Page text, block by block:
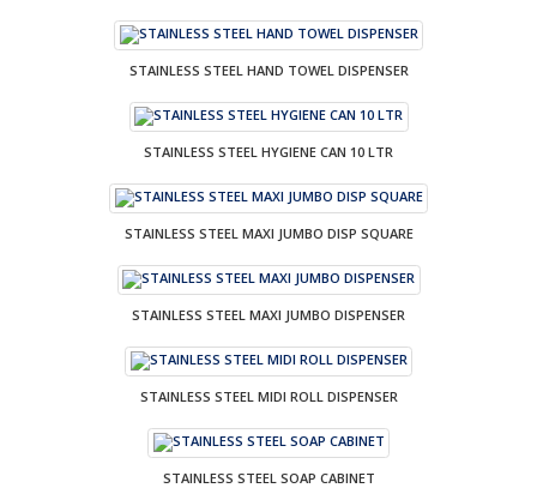
STAINLESS STEEL HAND TOWEL DISPENSER
STAINLESS STEEL HYGIENE CAN 10 LTR
STAINLESS STEEL MAXI JUMBO DISP SQUARE
STAINLESS STEEL MAXI JUMBO DISPENSER
STAINLESS STEEL MIDI ROLL DISPENSER
STAINLESS STEEL SOAP CABINET